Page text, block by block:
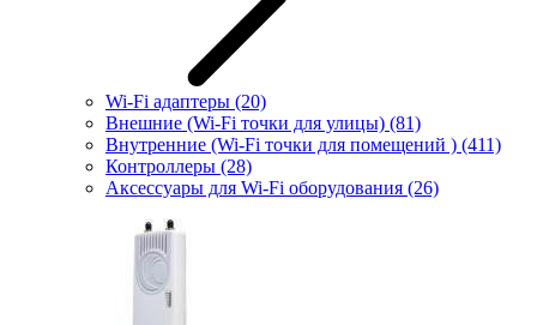
Wi-Fi адаптеры (20)
Внешние (Wi-Fi точки для улицы) (81)
Внутренние (Wi-Fi точки для помещений ) (411)
Контроллеры (28)
Аксессуары для Wi-Fi оборудования (26)